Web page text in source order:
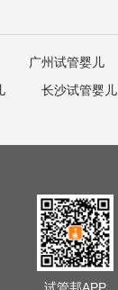
广州试管婴儿
长沙试管婴儿